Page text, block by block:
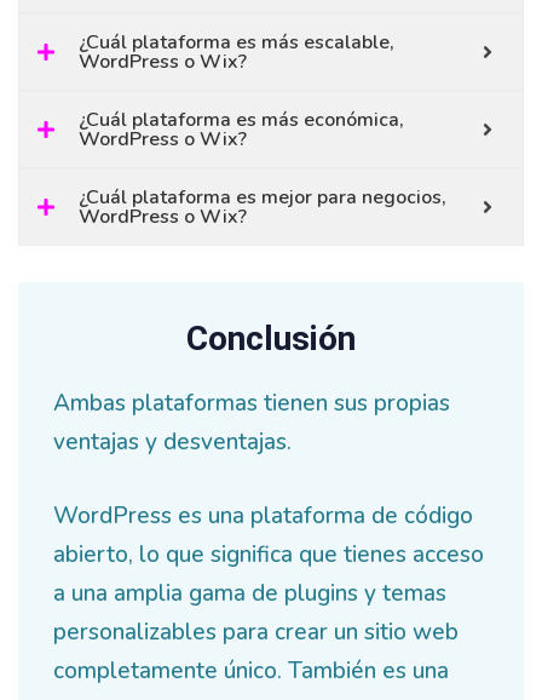
¿Cuál plataforma es más escalable,
WordPress o Wix?
¿Cuál plataforma es más económica,
WordPress o Wix?
¿Cuál plataforma es mejor para negocios,
WordPress o Wix?
Conclusión
Ambas plataformas tienen sus propias
ventajas y desventajas.
WordPress es una plataforma de código
abierto, lo que significa que tienes acceso
a una amplia gama de plugins y temas
personalizables para crear un sitio web
completamente único. También es una